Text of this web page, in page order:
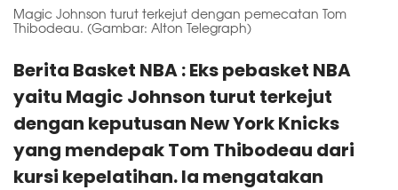
Magic Johnson turut terkejut dengan pemecatan Tom
Thibodeau. (Gambar: Alton Telegraph)
Berita Basket NBA : Eks pebasket NBA
yaitu Magic Johnson turut terkejut
dengan keputusan New York Knicks
yang mendepak Tom Thibodeau dari
kursi kepelatihan. Ia mengatakan